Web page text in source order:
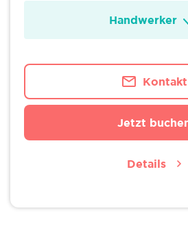
Handwerker
Kontakt
Jetzt
Details